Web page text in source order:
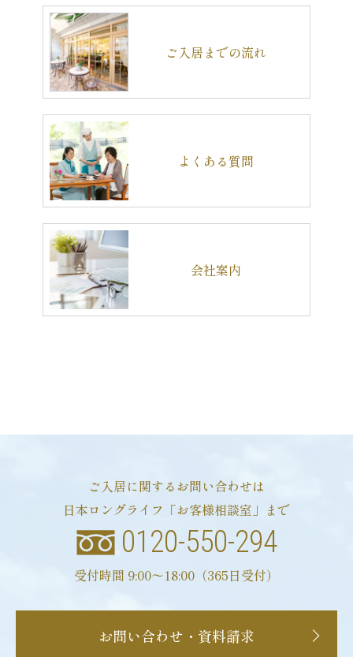
ご入居までの流れ
よくある質問
会社案内
ご入居に関するお問い合わせは
日本ロングライフ「お客様相談室」まで
0120-550-294
受付時間 9:00〜18:00（365日受付）
お問い合わせ・資料請求